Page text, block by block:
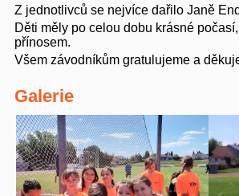
Z jednotlivců se nejvíce dařilo Janě
Děti měly po celou dobu krásné
přínosem.
Všem závodníkům gratulujeme a
Galerie